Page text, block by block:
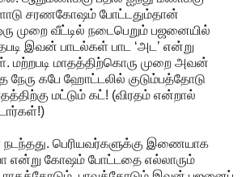
சரணகோஷம் போட்டதும்தான்
முறை வீட்டில் நடைபெறும் பஜனையில்
இவன் பாடல்கள் பாட ‘அட’ என்று
மற்றபடி மாதத்திற்கொரு முறை அவன்
நேரு கபே ஹோட்டலில் குடும்பத்தோடு
மட்டும் கட்! (விரதம் என்றால்
நடந்தது. பெரியவர்களுக்கு இணையாக
என்று கோஷம் போட்டதை எல்லாரும்